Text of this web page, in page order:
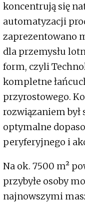
koncentrują się
automatyzacji
zaprezentowano
dla przemysłu
form, czyli
kompletne
przyrostowego.
rozwiązaniem był
optymalne
peryferyjnego i
Na ok. 7500 m²
przybyłe osoby
najnowszymi